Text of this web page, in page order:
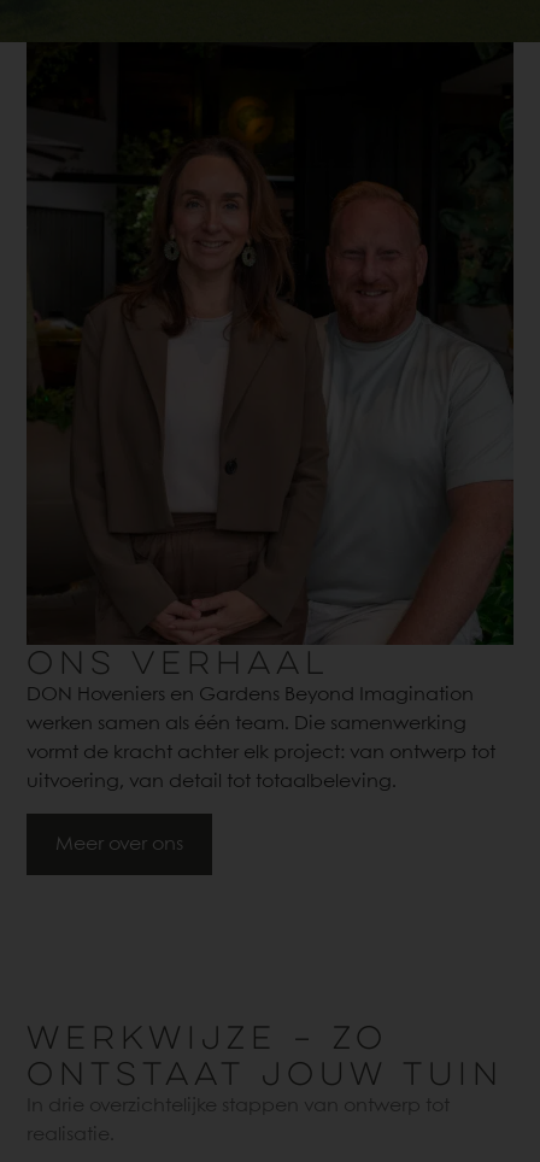
ONS VERHAAL
DON Hoveniers en Gardens Beyond Imagination
werken samen als één team. Die samenwerking
vormt de kracht achter elk project: van ontwerp tot
uitvoering, van detail tot totaalbeleving.
Meer over ons
WERKWIJZE – ZO
ONTSTAAT JOUW TUIN
In drie overzichtelijke stappen van ontwerp tot
realisatie.